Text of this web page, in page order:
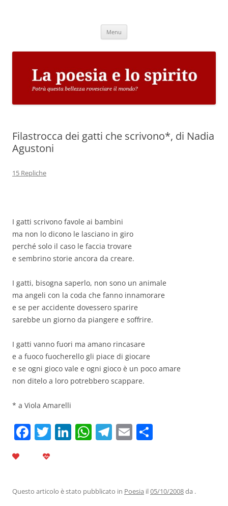
Menu
Filastrocca dei gatti che scrivono*, di Nadia
Agustoni
15 Repliche
I gatti scrivono favole ai bambini
ma non lo dicono le lasciano in giro
perché solo il caso le faccia trovare
e sembrino storie ancora da creare.
I gatti, bisogna saperlo, non sono un animale
ma angeli con la coda che fanno innamorare
e se per accidente dovessero sparire
sarebbe un giorno da piangere e soffrire.
I gatti vanno fuori ma amano rincasare
e a fuoco fuocherello gli piace di giocare
e se ogni gioco vale e ogni gioco è un poco amare
non ditelo a loro potrebbero scappare.
* a Viola Amarelli
F
b
T Li
dI
W
A
T
a
E
vi
Questo articolo è stato pubblicato in Poesia il05/10/2008da .